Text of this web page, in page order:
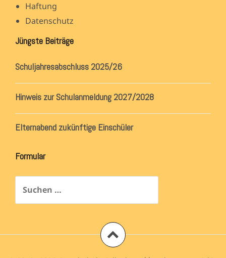
Haftung
Datenschutz
Jüngste Beiträge
Schuljahresabschluss 2025/26
Hinweis zur Schulanmeldung 2027/2028
Elternabend zukünftige Einschüler
Formular
nach: